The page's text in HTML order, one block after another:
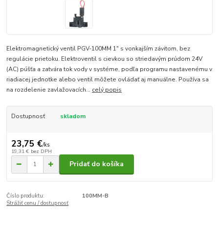
Elektromagnetický ventil PGV-100MM 1" s vonkajším závitom, bez
regulácie prietoku. Elektroventil s cievkou so striedavým prúdom 24V
(AC) púšťa a zatvára tok vody v systéme, podľa programu nastavenému v
riadiacej jednotke alebo ventil môžete ovládať aj manuálne. Používa sa
na rozdelenie zavlažovacích... celý popis
Dostupnosť skladom
23,75 €/ks
19,31 € bez DPH
Pridať do košíka
Číslo produktu:
100MM-B
Strážiť cenu / dostupnosť